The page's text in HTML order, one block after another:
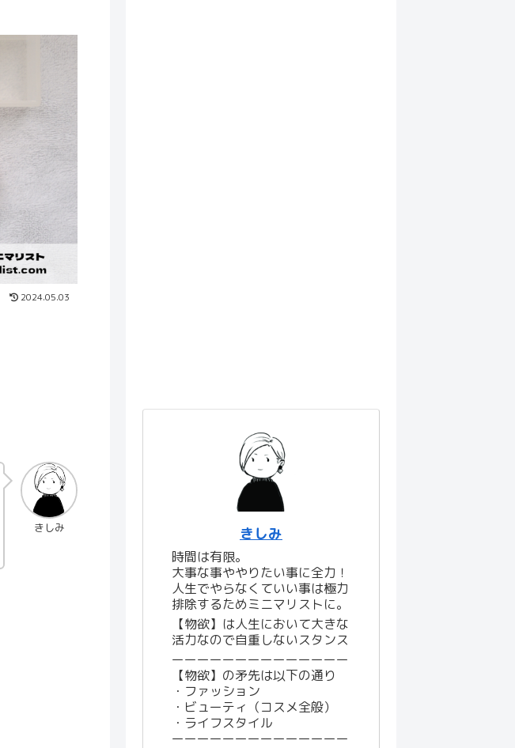
2024.05.03
きしみ きしみ
時間は有限。
大事な事ややりたい事に全力！
人生でやらなくていい事は極力
排除するためミニマリストに。
【物欲】は人生において大きな
活力なので自重しないスタンス
ーーーーーーーーーーーーーー
【物欲】の矛先は以下の通り
・ファッション
・ビューティ（コスメ全般）
・ライフスタイル
ーーーーーーーーーーーーーー